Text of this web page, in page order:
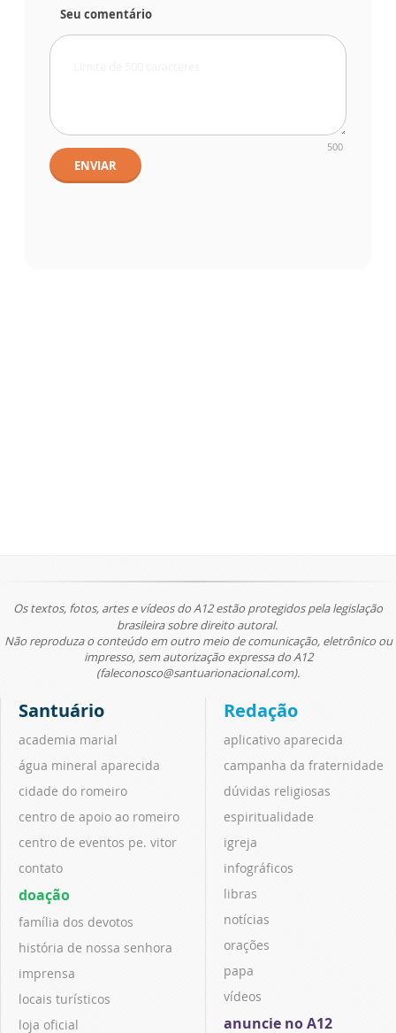
Seu comentário
500
ENVIAR
Os textos, fotos, artes e vídeos do A12 estão protegidos pela legislação
brasileira sobre direito autoral.
Não reproduza o conteúdo em outro meio de comunicação, eletrônico ou
impresso, sem autorização expressa do A12
(faleconosco@santuarionacional.com).
Santuário
academia marial
água mineral aparecida
cidade do romeiro
centro de apoio ao romeiro
centro de eventos pe. vitor
contato
doação
família dos devotos
história de nossa senhora
imprensa
locais turísticos
loja oficial
Redação
aplicativo aparecida
campanha da fraternidade
dúvidas religiosas
espiritualidade
igreja
infográficos
libras
notícias
orações
papa
vídeos
anuncie no A12